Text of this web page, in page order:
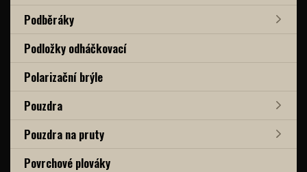
Podběráky
Podložky odháčkovací
Polarizační brýle
Pouzdra
Pouzdra na pruty
Povrchové plováky